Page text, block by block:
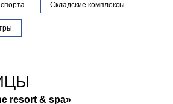
Складские комплексы
resort & spa»